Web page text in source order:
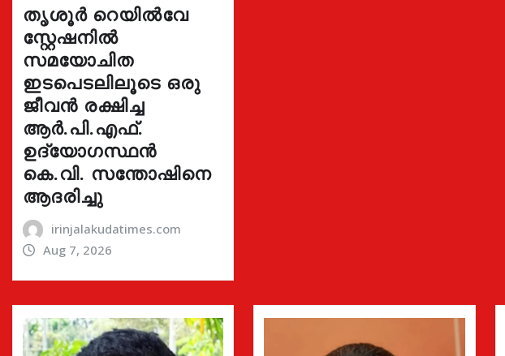
തൃശൂർ റെയിൽവേ
സ്റ്റേഷനിൽ
സമയോചിത
ഇടപെടലിലൂടെ ഒരു
ജീവൻ രക്ഷിച്ച
ആർ.പി.എഫ്.
ഉദ്യോഗസ്ഥൻ
കെ.വി. സന്തോഷിനെ
ആദരിച്ചു
irinjalakudatimes.com
Aug 7, 2026